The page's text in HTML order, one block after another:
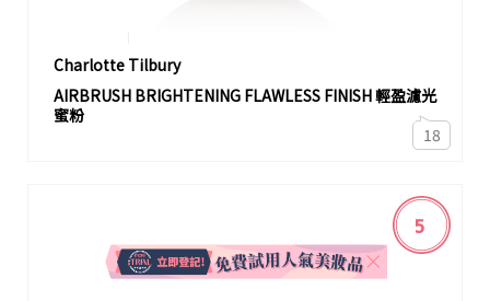
Charlotte Tilbury
AIRBRUSH BRIGHTENING FLAWLESS FINISH 輕盈濾光
蜜粉
18
5